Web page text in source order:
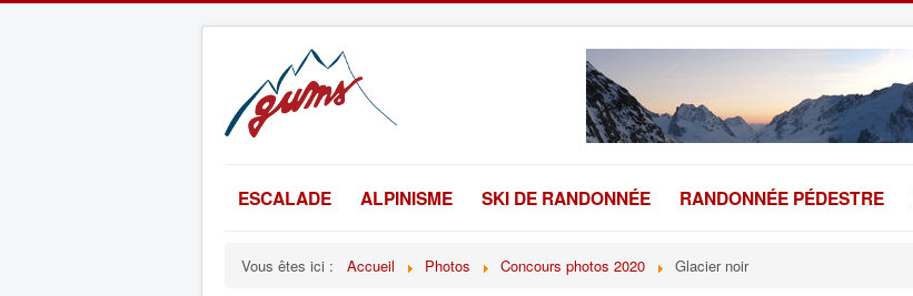
ESCALADE ALPINISME SKI DE RANDONNÉE RANDONNÉE PÉDESTRE
Vous êtes ici : Accueil Photos Concours photos 2020 Glacier noir